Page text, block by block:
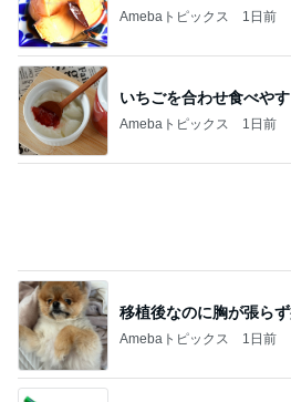
Amebaトピックス 16時間前
顔を合わせれば暴言ばかりの高3娘
Amebaトピックス